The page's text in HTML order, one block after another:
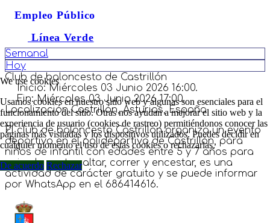
Empleo Público
Línea Verde
Semanal
Hoy
Club de baloncesto de Castrillón
Inicio: Miércoles 03 Junio 2026 16:00.
Fin:Miércoles 03 Junio 2026 17:00.
LocalizaciónCastrillón, Asturias, España
El club de baloncesto Castrillón organiza un evento
deportivo en el polideportivo de Castrillón, para
niños de infantil con edades entre 5 y 7 años para
quien le guste saltar, correr y encestar, es una
actividad de carácter gratuito y se puede informar
por WhatsApp en el 686414616.
We use cookies
Usamos cookies en nuestro sitio web y algunas son esenciales para el
funcionamiento del sitio. Otras nos ayudan a mejorar el sitio web y la
experiencia de usuario (cookies de rastreo) permitiéndonos conocer las
páginas más visitadas y los dispositivos utilizados. Puedes decidir en
cualquier momento el uso de estás cookies o rechazarlas.
De acuerdo Rechazar